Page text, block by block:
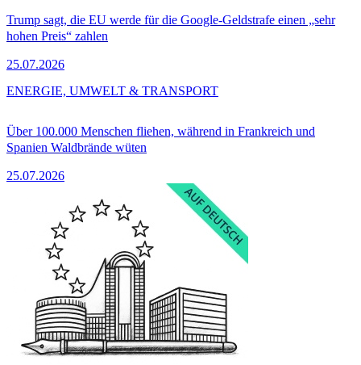
Trump sagt, die EU werde für die Google-Geldstrafe einen „sehr
hohen Preis“ zahlen
25.07.2026
Über 100.000 Menschen fliehen, während in Frankreich und
Spanien Waldbrände wüten
25.07.2026
ENERGIE, UMWELT & TRANSPORT